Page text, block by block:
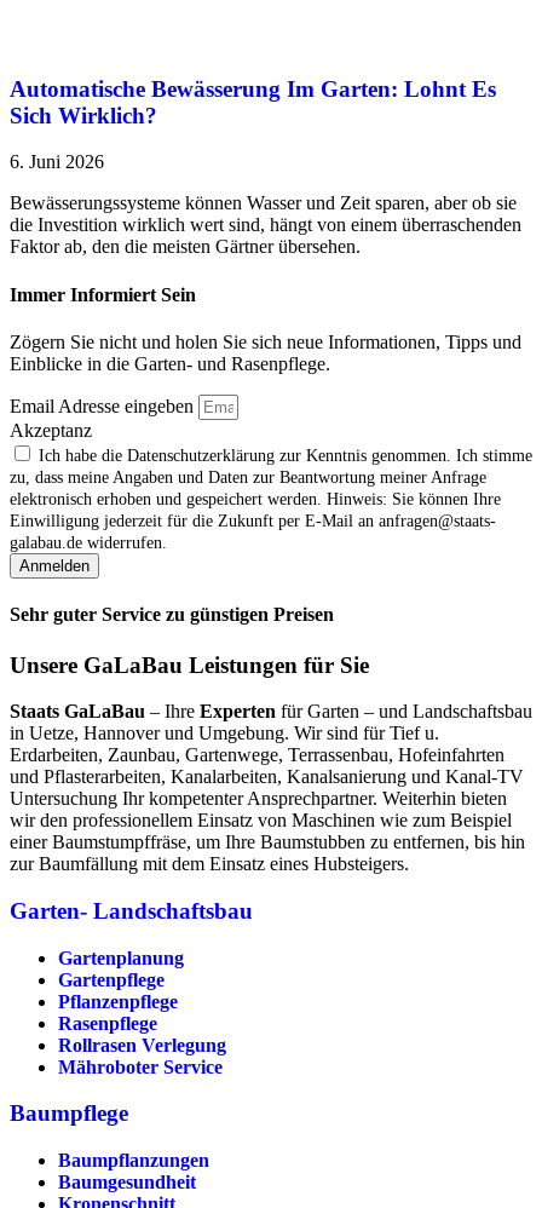
Automatische Bewässerung Im Garten: Lohnt Es
Sich Wirklich?
6. Juni 2026
Bewässerungssysteme können Wasser und Zeit sparen, aber ob sie
die Investition wirklich wert sind, hängt von einem überraschenden
Faktor ab, den die meisten Gärtner übersehen.
Immer Informiert Sein
Zögern Sie nicht und holen Sie sich neue Informationen, Tipps und
Einblicke in die Garten- und Rasenpflege.
Email Adresse eingeben
Akzeptanz
Ich habe die Datenschutzerklärung zur Kenntnis genommen. Ich stimme
zu, dass meine Angaben und Daten zur Beantwortung meiner Anfrage
elektronisch erhoben und gespeichert werden. Hinweis: Sie können Ihre
Einwilligung jederzeit für die Zukunft per E‑Mail an anfragen@staats-
galabau.de widerrufen.
Anmelden
Sehr guter Service zu günstigen Preisen
Unsere GaLaBau Leistungen für Sie
Staats GaLaBau – Ihre Experten für Garten – und Landschaftsbau
in Uetze, Hannover und Umgebung. Wir sind für Tief u.
Erdarbeiten, Zaunbau, Gartenwege, Terrassenbau, Hofeinfahrten
und Pflasterarbeiten, Kanalarbeiten, Kanalsanierung und Kanal-TV
Untersuchung Ihr kompetenter Ansprechpartner. Weiterhin bieten
wir den professionellem Einsatz von Maschinen wie zum Beispiel
einer Baumstumpffräse, um Ihre Baumstubben zu entfernen, bis hin
zur Baumfällung mit dem Einsatz eines Hubsteigers.
Garten- Landschaftsbau
Gartenplanung
Gartenpflege
Pflanzenpflege
Rasenpflege
Rollrasen Verlegung
Mähroboter Service
Baumpflege
Baumpflanzungen
Baumgesundheit